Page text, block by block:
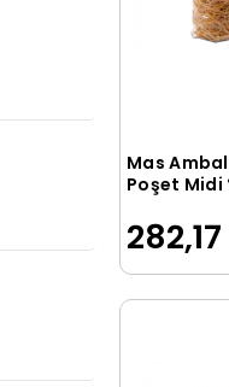
Mas
Poşet Midi
282,17